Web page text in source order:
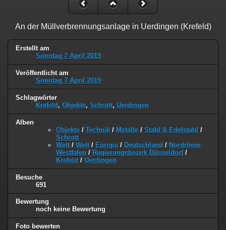
An der Müllverbrennungsanlage in Uerdingen (Krefeld)
Erstellt am
Sonntag 7 April 2019
Veröffentlicht am
Sonntag 7 April 2019
Schlagwörter
Krefeld , Objekte, Schrott, Uerdingen
Alben
Objekte / Technik / Metalle / Stahl & Edelstahl /
Schrott
Welt / Welt / Europa / Deutschland / Nordrhein-
Westfalen / Regierungsbezirk Düsseldorf/
Krefeld / Uerdingen
Besuche
691
Bewertung
noch keine Bewertung
Foto bewerten